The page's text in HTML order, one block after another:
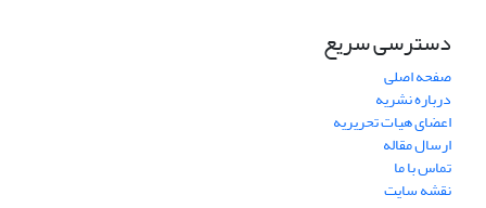
دسترسی سریع
صفحه اصلی
درباره نشریه
اعضای هیات تحریریه
ارسال مقاله
تماس با ما
نقشه سایت